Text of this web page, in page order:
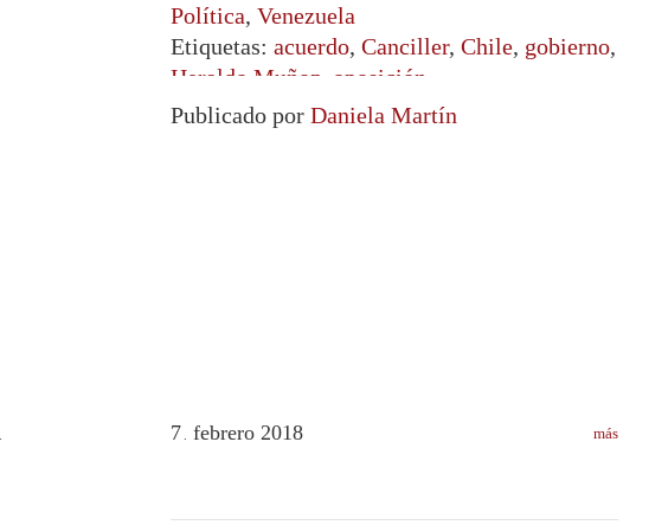
Política, Venezuela
Etiquetas: acuerdo, Canciller, Chile, gobierno,
Heraldo Muñoz oposición
Publicado por Daniela Martín
7 febrero 2018 más